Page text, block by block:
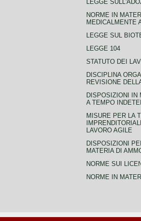
LEGGE
NORME IN
MEDICALMENTE
LEGGE SUL
LEGGE 104
STATUTO DEI
DISCIPLINA
REVISIONE
DISPOSIZIONI IN
A TEMPO
MISURE PER LA
LAVORO AGILE
DISPOSIZIONI
MATERIA DI
NORME SUI
NORME IN